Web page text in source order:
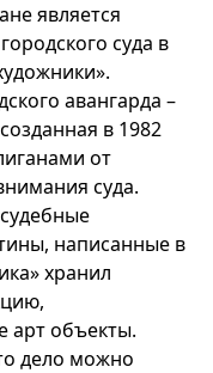
является
суда в
авангарда –
в 1982
от
суда.
написанные в
хранил
арт объекты.
дело можно